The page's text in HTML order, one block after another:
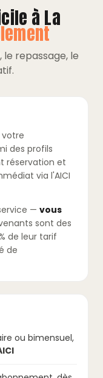
à La
le repassage, le
votre
des profils
réservation et
via l'AICI
— vous
sont des
de leur tarif
de
ou bimensuel,